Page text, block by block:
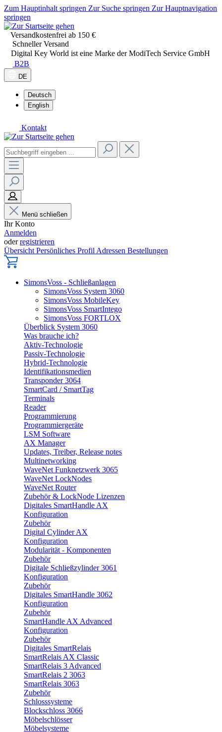
Zum Hauptinhalt springen Zur Suche springen Zur Hauptnavigation
springen
Versandkostenfrei ab 150 €
Schneller Versand
Digital Key World ist eine Marke der ModiTech Service GmbH
B2B
DE
Deutsch
English
Kontakt
Menü schließen
Ihr Konto
Anmelden
oderregistrieren
Übersicht Persönliches Profil Adressen Bestellungen
SimonsVoss - Schließanlagen
SimonsVoss System 3060
SimonsVoss MobileKey
SimonsVoss SmartIntego
SimonsVoss FORTLOX
Überblick System 3060
Was brauche ich?
Aktiv-Technologie
Passiv-Technologie
Hybrid-Technologie
Identifikationsmedien
Transponder 3064
SmartCard / SmartTag
Terminals
Reader
Programmierung
Programmiergeräte
LSM Software
AX Manager
Updates, Treiber, Release notes
Multinetworking
WaveNet Funknetzwerk 3065
WaveNet LockNodes
WaveNet Router
Zubehör & LockNode Lizenzen
Digitales SmartHandle AX
Konfiguration
Zubehör
Digital Cylinder AX
Konfiguration
Modularität - Komponenten
Zubehör
Digitale Schließzylinder 3061
Konfiguration
Zubehör
Digitales SmartHandle 3062
Konfiguration
Zubehör
SmartHandle AX Advanced
Konfiguration
Zubehör
Digitales SmartRelais
SmartRelais AX Classic
SmartRelais 3 Advanced
SmartRelais 2 3063
SmartRelais 3063
Zubehör
Schlosssysteme
Blockschloss 3066
Möbelschlösser
Möbelsysteme